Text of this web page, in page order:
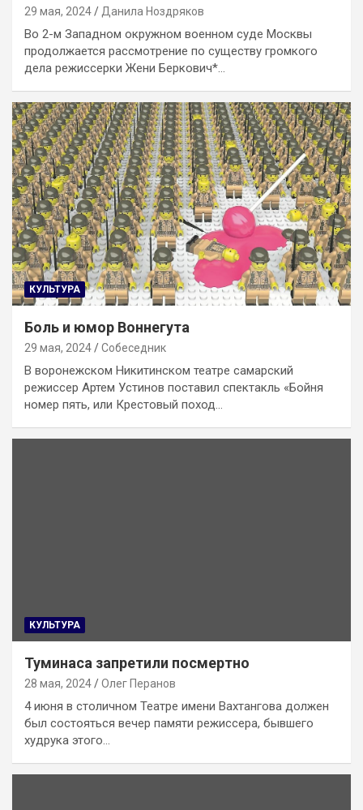
29 мая, 2024 Данила Ноздряков
Во 2-м Западном окружном военном суде Москвы
продолжается рассмотрение по существу громкого
дела режиссерки Жени Беркович*…
КУЛЬТУРА
Боль и юмор Воннегута
29 мая, 2024 Собеседник
В воронежском Никитинском театре самарский
режиссер Артем Устинов поставил спектакль «Бойня
номер пять, или Крестовый поход…
КУЛЬТУРА
Туминаса запретили посмертно
28 мая, 2024 Олег Перанов
4 июня в столичном Театре имени Вахтангова должен
был состояться вечер памяти режиссера, бывшего
худрука этого…